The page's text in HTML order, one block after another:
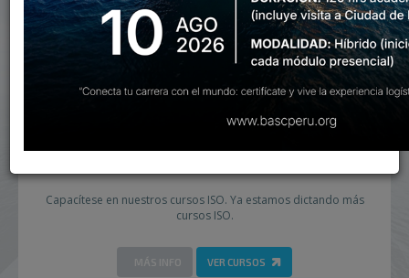
CURSOS ISO
Capací­tese en nuestros cursos ISO. Ya estamos dictando más
cursos ISO.
MÁS INFO VER CURSOS